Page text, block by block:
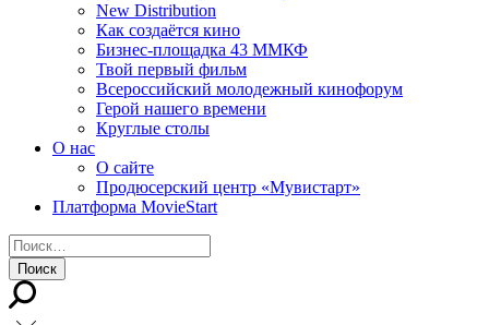
New Distribution
Как создаётся кино
Бизнес-площадка 43 ММКФ
Твой первый фильм
Всероссийский молодежный кинофорум
Герой нашего времени
Круглые столы
О нас
О сайте
Продюсерский центр «Мувистарт»
Платформа MovieStart